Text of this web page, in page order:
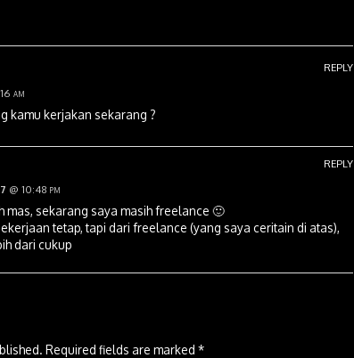
am
kamu kerjakan sekarang ?
REPLY
@ 10:48 pm
mas, sekarang saya masih freelance 🙂
tetap, tapi dari freelance (yang saya ceritain di atas),
dari cukup
REPLY
Required fields are marked *